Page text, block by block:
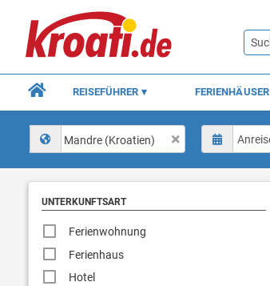
REISEFÜHRER FERIENHÄUSER
Mandre (Kroatien)
UNTERKUNFTSART
Ferienwohnung
Ferienhaus
Hotel